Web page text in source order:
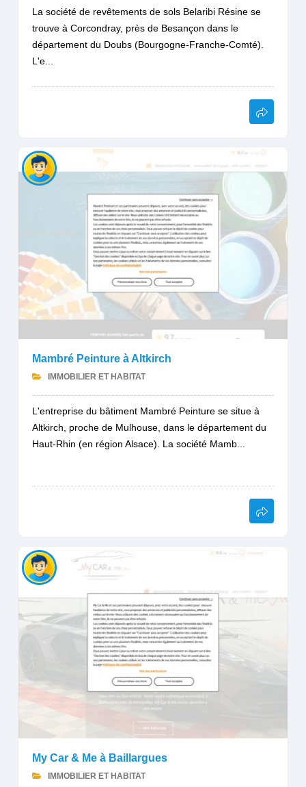
La société de revêtements de sols Belaribi Résine se
trouve à Corcondray, près de Besançon dans le
département du Doubs (Bourgogne-Franche-Comté).
L'e...
Mambré Peinture à Altkirch
IMMOBILIER ET HABITAT
L'entreprise du bâtiment Mambré Peinture se situe à
Altkirch, proche de Mulhouse, dans le département du
Haut-Rhin (en région Alsace). La société Mamb...
My Car & Me à Baillargues
IMMOBILIER ET HABITAT